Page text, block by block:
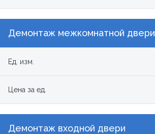
Демонтаж межкомнатной двери
Ед. изм.
Цена за ед.
Демонтаж входной двери